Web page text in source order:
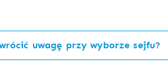
uwagę przy wyborze sejfu?